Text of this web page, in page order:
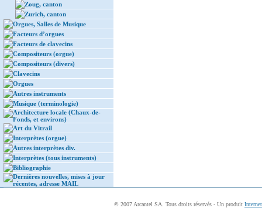
Zoug, canton
Zurich, canton
Orgues, Salles de Musique
Facteurs d’orgues
Facteurs de clavecins
Compositeurs (orgue)
Compositeurs (divers)
Clavecins
Orgues
Autres instruments
Musique (terminologie)
Architecture locale (Chaux-de-
Fonds, et environs)
Art du Vitrail
Interprètes (orgue)
Autres interprètes div.
Interprètes (tous instruments)
Bibliographie
Dernières nouvelles, mises à jour
récentes, adresse MAIL
© 2007 Arcantel SA. Tous droits réservés - Un produit